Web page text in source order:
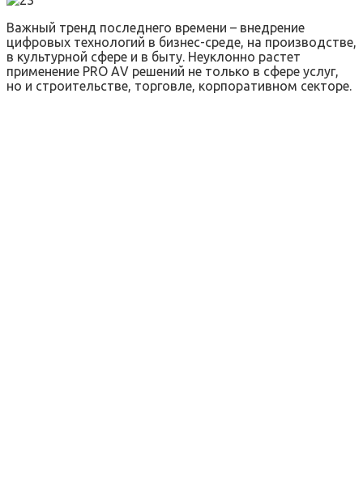
Важный тренд последнего времени – внедрение
цифровых технологий в бизнес-среде, на производстве,
в культурной сфере и в быту. Неуклонно растет
применение PRO АV решений не только в сфере услуг,
но и строительстве, торговле, корпоративном секторе.